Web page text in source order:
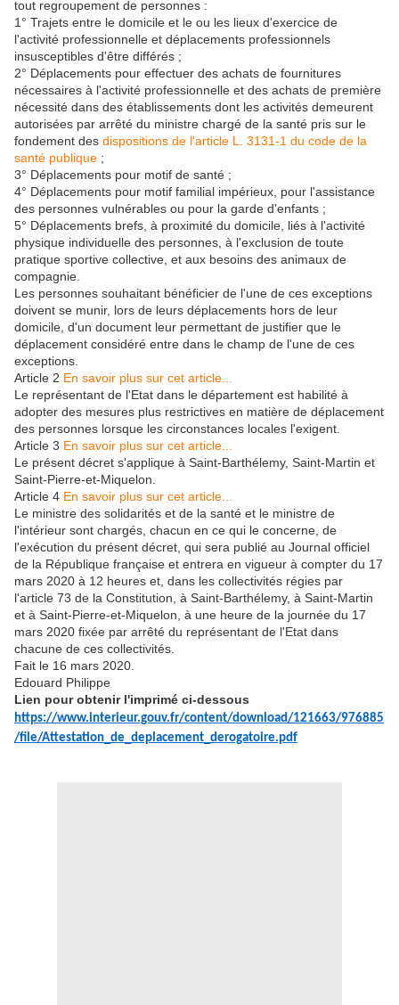
tout regroupement de personnes :
1° Trajets entre le domicile et le ou les lieux d'exercice de
l'activité professionnelle et déplacements professionnels
insusceptibles d'être différés ;
2° Déplacements pour effectuer des achats de fournitures
nécessaires à l'activité professionnelle et des achats de première
nécessité dans des établissements dont les activités demeurent
autorisées par arrêté du ministre chargé de la santé pris sur le
fondement des dispositions de l'article L. 3131-1 du code de la
santé publique ;
3° Déplacements pour motif de santé ;
4° Déplacements pour motif familial impérieux, pour l'assistance
des personnes vulnérables ou pour la garde d'enfants ;
5° Déplacements brefs, à proximité du domicile, liés à l'activité
physique individuelle des personnes, à l'exclusion de toute
pratique sportive collective, et aux besoins des animaux de
compagnie.
Les personnes souhaitant bénéficier de l'une de ces exceptions
doivent se munir, lors de leurs déplacements hors de leur
domicile, d'un document leur permettant de justifier que le
déplacement considéré entre dans le champ de l'une de ces
exceptions.
Article 2 En savoir plus sur cet article...
Le représentant de l'Etat dans le département est habilité à
adopter des mesures plus restrictives en matière de déplacement
des personnes lorsque les circonstances locales l'exigent.
Article 3 En savoir plus sur cet article...
Le présent décret s'applique à Saint-Barthélemy, Saint-Martin et
Saint-Pierre-et-Miquelon.
Article 4 En savoir plus sur cet article...
Le ministre des solidarités et de la santé et le ministre de
l'intérieur sont chargés, chacun en ce qui le concerne, de
l'exécution du présent décret, qui sera publié au Journal officiel
de la République française et entrera en vigueur à compter du 17
mars 2020 à 12 heures et, dans les collectivités régies par
l'article 73 de la Constitution, à Saint-Barthélemy, à Saint-Martin
et à Saint-Pierre-et-Miquelon, à une heure de la journée du 17
mars 2020 fixée par arrêté du représentant de l'Etat dans
chacune de ces collectivités.
Fait le 16 mars 2020.
Edouard Philippe
Lien pour obtenir l'imprimé ci-dessous
https://www.interieur.gouv.fr/content/download/121663/976885
/file/Attestation_de_deplacement_derogatoire.pdf